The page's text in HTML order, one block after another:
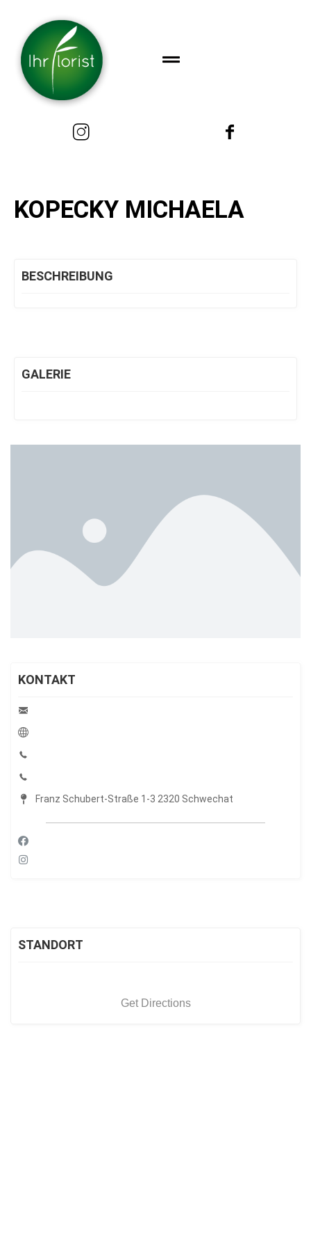
KOPECKY MICHAELA
BESCHREIBUNG
GALERIE
KONTAKT
Franz Schubert-Straße 1-3 2320 Schwechat
STANDORT
Get Directions